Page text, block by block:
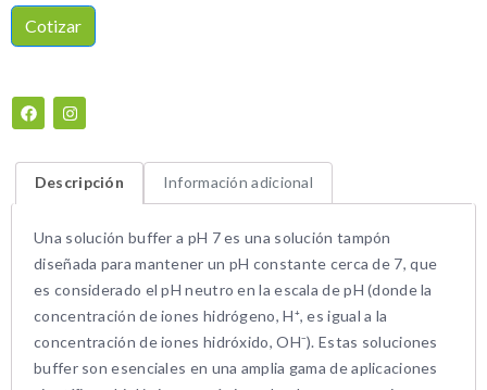
Cotizar
Descripción Información adicional
Una solución buffer a pH 7 es una solución tampón
diseñada para mantener un pH constante cerca de 7, que
es considerado el pH neutro en la escala de pH (donde la
concentración de iones hidrógeno, H⁺, es igual a la
concentración de iones hidróxido, OH⁻). Estas soluciones
buffer son esenciales en una amplia gama de aplicaciones